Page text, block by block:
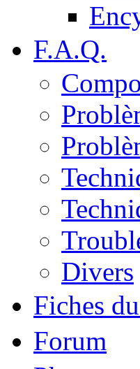
F.A.Q.
Divers
Fiches
Forum